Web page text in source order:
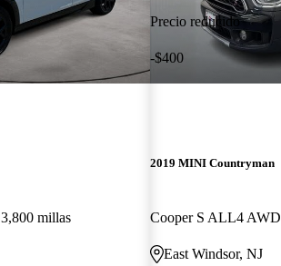
3,800 millas
Precio reducido
-$400
2019 MINI Countryman
Cooper S ALL4 AWD
East Windsor, NJ